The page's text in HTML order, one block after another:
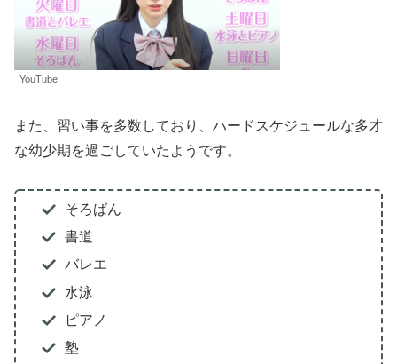
YouTube
また、習い事を多数しており、ハードスケジュールな多才
な幼少期を過ごしていたようです。
そろばん
書道
バレエ
水泳
ピアノ
塾